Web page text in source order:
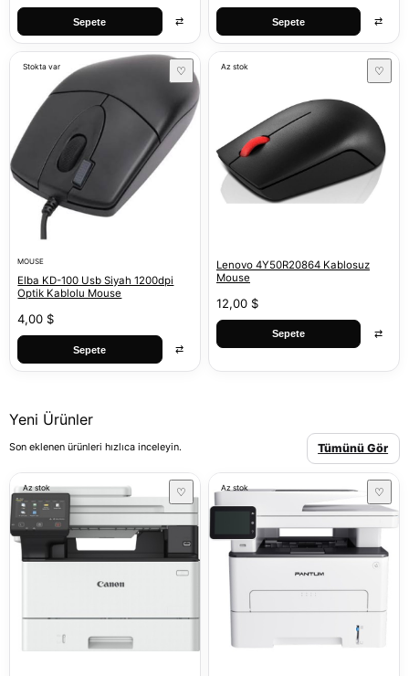
Sepete ⇄ Sepete ⇄
Stokta var ♡
MOUSE
Elba KD-100 Usb Siyah 1200dpi
Optik Kablolu Mouse
4,00 $
Sepete ⇄
Az stok ♡
Lenovo 4Y50R20864 Kablosuz
Mouse
12,00 $
Sepete ⇄
Yeni Ürünler
Son eklenen ürünleri hızlıca inceleyin. Tümünü Gör
Az stok ♡ Az stok ♡